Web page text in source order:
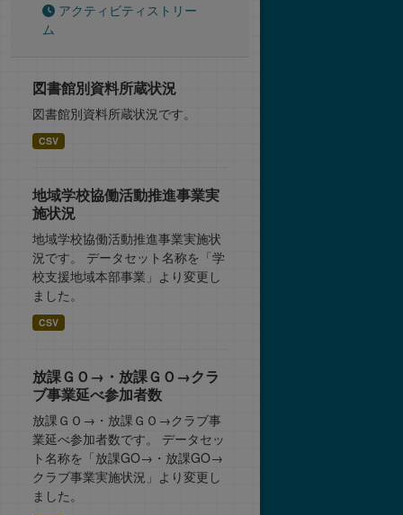
アクティビティストリー
ム
図書館別資料所蔵状況
図書館別資料所蔵状況です。
CSV
地域学校協働活動推進事業実
施状況
地域学校協働活動推進事業実施状
況です。 データセット名称を「学
校支援地域本部事業」より変更し
ました。
CSV
放課ＧＯ→・放課ＧＯ→クラ
ブ事業延べ参加者数
放課ＧＯ→・放課ＧＯ→クラブ事
業延べ参加者数です。 データセッ
ト名称を「放課GO→・放課GO→
クラブ事業実施状況」より変更し
ました。